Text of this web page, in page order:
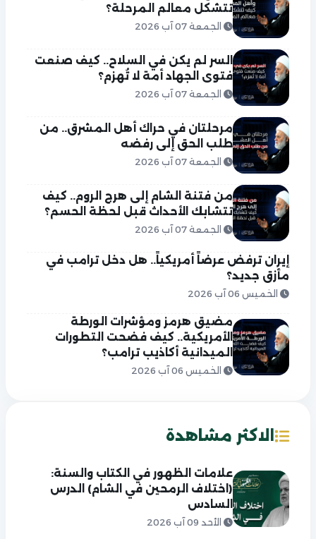
تتشكل معالم المرحلة؟
الجمعة 07 آب 2026
السر لم يكن في السلاح.. كيف صنعت
فتوى الجهاد أمة لا تُهزم؟
الجمعة 07 آب 2026
مرحلتان في حراك أهل المشرق.. من
طلب الحق إلى رفضه
الجمعة 07 آب 2026
من فتنة الشام إلى هرج الروم.. كيف
تتشابك الأحداث قبل لحظة الحسم؟
الجمعة 07 آب 2026
إيران ترفض عرضاً أمريكياً.. هل دخل ترامب في
مأزق جديد؟
الخميس 06 آب 2026
مضيق هرمز ومؤشرات الورطة
الأمريكية.. كيف فضحت التطورات
الميدانية أكاذيب ترامب؟
الخميس 06 آب 2026
الاكثر مشاهدة
علامات الظهور في الكتاب والسنة:
(اختلاف الرمحين في الشام) الدرس
السادس
الأحد 09 آب 2026